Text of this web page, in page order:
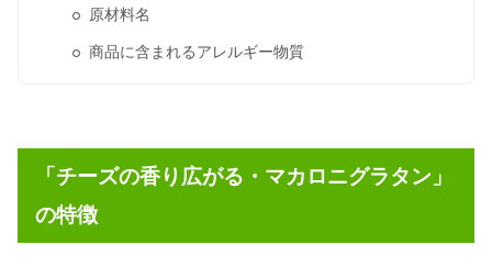
原材料名
商品に含まれるアレルギー物質
「チーズの香り広がる・マカロニグラタン」
の特徴